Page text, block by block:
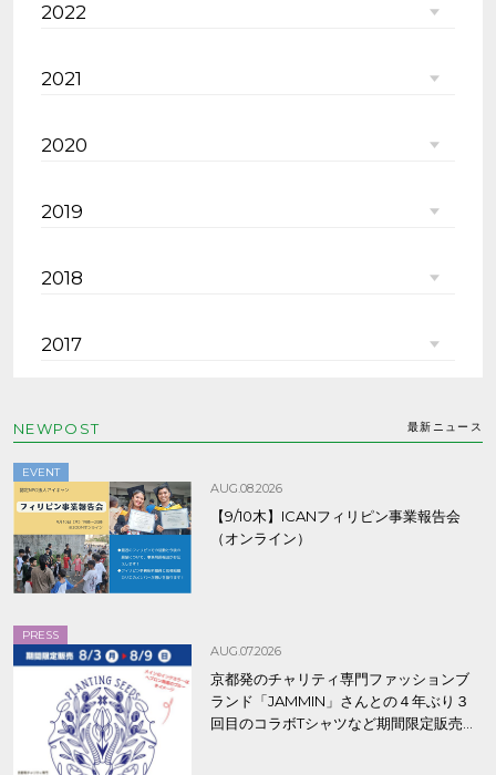
2022
2021
2020
2019
2018
2017
NEWPOST 最新ニュース
EVENT
AUG.08.2026
【9/10木】ICANフィリピン事業報告会
（オンライン）
PRESS
AUG.07.2026
京都発のチャリティ専門ファッションブ
ランド「JAMMIN」さんとの４年ぶり３
回目のコラボTシャツなど期間限定販売、